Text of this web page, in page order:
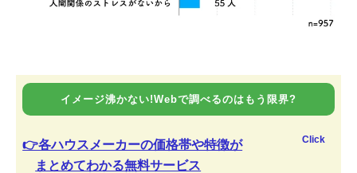
イメージ沸かない!Webで調べるのはもう限界?
👉各ハウスメーカーの価格帯や特徴が
まとめてわかる無料サービス
Click